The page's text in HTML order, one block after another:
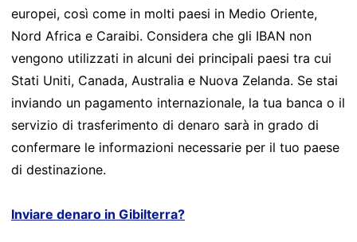
europei, così come in molti paesi in Medio Oriente,
Nord Africa e Caraibi. Considera che gli IBAN non
vengono utilizzati in alcuni dei principali paesi tra cui
Stati Uniti, Canada, Australia e Nuova Zelanda. Se stai
inviando un pagamento internazionale, la tua banca o il
servizio di trasferimento di denaro sarà in grado di
confermare le informazioni necessarie per il tuo paese
di destinazione.
Inviare denaro in Gibilterra?